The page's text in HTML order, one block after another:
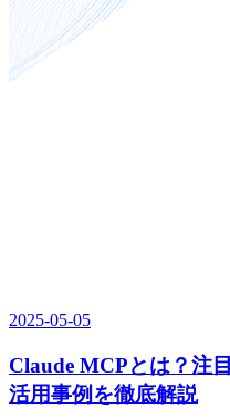
2025-05-05
Claude MCPとは？注
活用事例を徹底解説